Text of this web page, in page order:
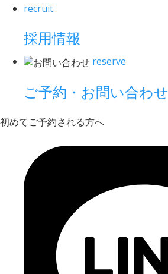
recruit
採用情報
reserve
ご予約・お問い合わせ
初めてご予約される方へ